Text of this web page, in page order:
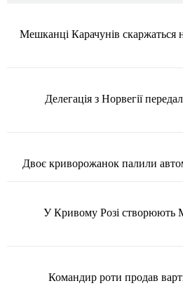
Мешканці Карачунів скаржаться
Делегація з Норвегії
Двоє криворожанок палили
У Кривому Розі створюють
Командир роти продав